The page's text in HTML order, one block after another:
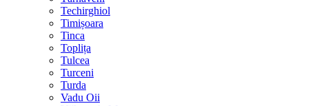
Techirghiol
Timișoara
Tinca
Toplița
Tulcea
Turceni
Turda
Vadu Oii